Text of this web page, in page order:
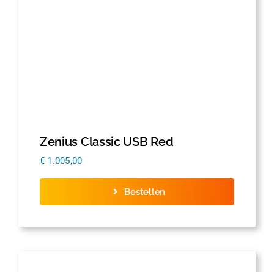
Zenius Classic USB Red
€ 1.005,00
Bestellen